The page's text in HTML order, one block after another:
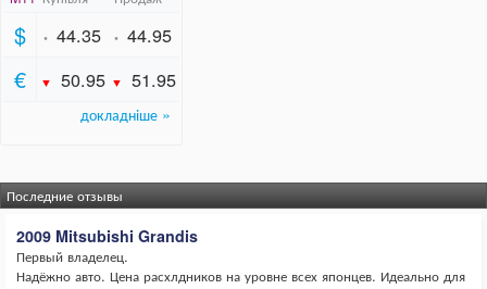
Последние отзывы
2009 Mitsubishi Grandis
Первый владелец.
Надёжно авто. Цена расхлдников на уровне всех японцев. Идеально для